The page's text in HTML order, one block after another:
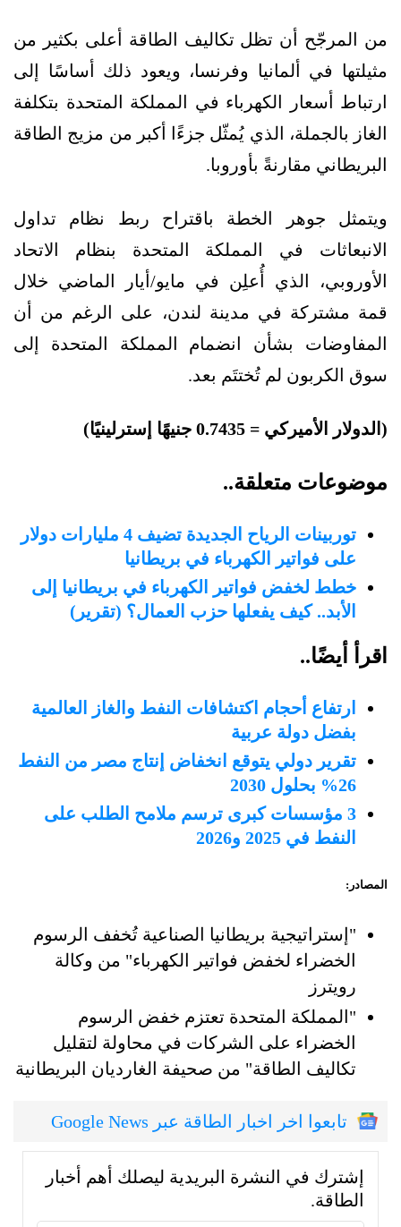
من المرجّح أن تظل تكاليف الطاقة أعلى بكثير من
مثيلتها في ألمانيا وفرنسا، ويعود ذلك أساسًا إلى
ارتباط أسعار الكهرباء في المملكة المتحدة بتكلفة
الغاز بالجملة، الذي يُمثّل جزءًا أكبر من مزيج الطاقة
البريطاني مقارنةً بأوروبا.
ويتمثل جوهر الخطة باقتراح ربط نظام تداول
الانبعاثات في المملكة المتحدة بنظام الاتحاد
الأوروبي، الذي أُعلِن في مايو/أيار الماضي خلال
قمة مشتركة في مدينة لندن، على الرغم من أن
المفاوضات بشأن انضمام المملكة المتحدة إلى
سوق الكربون لم تُختتَم بعد.
(الدولار الأميركي = 0.7435 جنيهًا إسترلينيًا)
موضوعات متعلقة..
توربينات الرياح الجديدة تضيف 4 مليارات دولار
على فواتير الكهرباء في بريطانيا
خطط لخفض فواتير الكهرباء في بريطانيا إلى
الأبد.. كيف يفعلها حزب العمال؟ (تقرير)
اقرأ أيضًا..
ارتفاع أحجام اكتشافات النفط والغاز العالمية
بفضل دولة عربية
تقرير دولي يتوقع انخفاض إنتاج مصر من النفط
26% بحلول 2030
3 مؤسسات كبرى ترسم ملامح الطلب على
النفط في 2025 و2026
المصادر:
"إستراتيجية بريطانيا الصناعية تُخفف الرسوم
الخضراء لخفض فواتير الكهرباء" من وكالة
رويترز
"المملكة المتحدة تعتزم خفض الرسوم
الخضراء على الشركات في محاولة لتقليل
تكاليف الطاقة" من صحيفة الغارديان البريطانية
تابعوا اخر اخبار الطاقة عبر Google News
إشترك في النشرة البريدية ليصلك أهم أخبار
الطاقة.